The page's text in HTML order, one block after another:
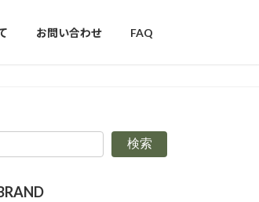
お問い合わせ FAQ
検索